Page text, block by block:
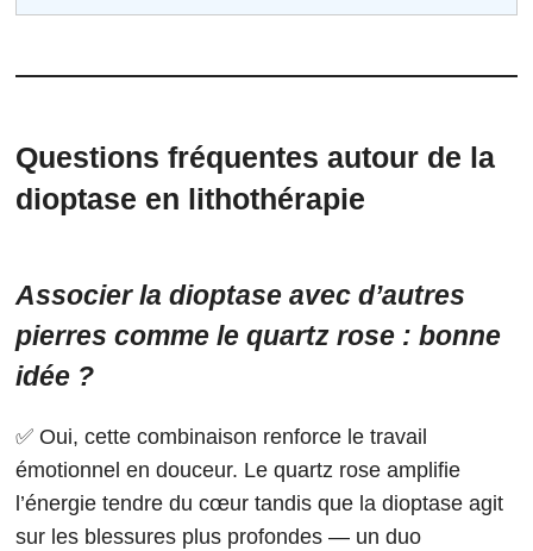
Questions fréquentes autour de la
dioptase en lithothérapie
Associer la dioptase avec d’autres
pierres comme le quartz rose : bonne
idée ?
✅ Oui, cette combinaison renforce le travail
émotionnel en douceur. Le quartz rose amplifie
l’énergie tendre du cœur tandis que la dioptase agit
sur les blessures plus profondes — un duo